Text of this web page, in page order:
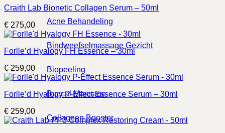
Acne Behandeling
Bindweefselmassage Gezicht
Biopeeling
Buccal Massage
Collageen Booster
Craith Lab Bionetic Collagen Serum – 50ml
€ 275,00
Forlle’d Hyalogy FH Essence – 30ml
€ 259,00
Forlle’d Hyalogy P-Effect Essence Serum – 30ml
€ 259,00